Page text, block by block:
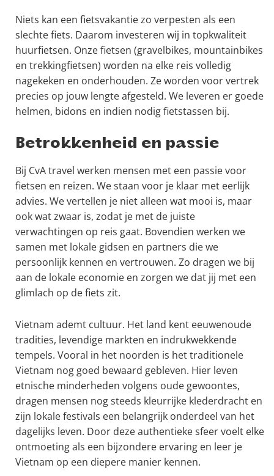
Niets kan een fietsvakantie zo verpesten als een
slechte fiets. Daarom investeren wij in topkwaliteit
huurfietsen. Onze fietsen (gravelbikes, mountainbikes
en trekkingfietsen) worden na elke reis volledig
nagekeken en onderhouden. Ze worden voor vertrek
precies op jouw lengte afgesteld. We leveren er goede
helmen, bidons en indien nodig fietstassen bij.
Betrokkenheid en passie
Bij CvA travel werken mensen met een passie voor
fietsen en reizen. We staan voor je klaar met eerlijk
advies. We vertellen je niet alleen wat mooi is, maar
ook wat zwaar is, zodat je met de juiste
verwachtingen op reis gaat. Bovendien werken we
samen met lokale gidsen en partners die we
persoonlijk kennen en vertrouwen. Zo dragen we bij
aan de lokale economie en zorgen we dat jij met een
glimlach op de fiets zit.
Vietnam ademt cultuur. Het land kent eeuwenoude
tradities, levendige markten en indrukwekkende
tempels. Vooral in het noorden is het traditionele
Vietnam nog goed bewaard gebleven. Hier leven
etnische minderheden volgens oude gewoontes,
dragen mensen nog steeds kleurrijke klederdracht en
zijn lokale festivals een belangrijk onderdeel van het
dagelijks leven. Door deze authentieke sfeer voelt elke
ontmoeting als een bijzondere ervaring en leer je
Vietnam op een diepere manier kennen.